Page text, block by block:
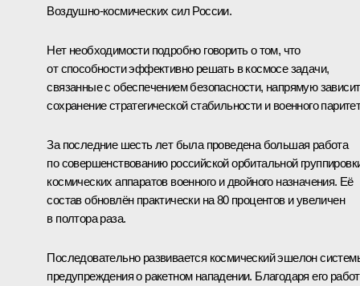
Воздушно-космических сил России.
Нет необходимости подробно говорить о том, что
от способности эффективно решать в космосе задачи,
связанные с обеспечением безопасности, напрямую зависит
сохранение стратегической стабильности и военного
За последние шесть лет была проведена большая работа
по совершенствованию российской орбитальной
космических аппаратов военного и двойного назначения. Её
состав обновлён практически на 80 процентов и увеличен
в полтора раза.
Последовательно развивается космический эшелон
предупреждения о ракетном нападении. Благодаря его